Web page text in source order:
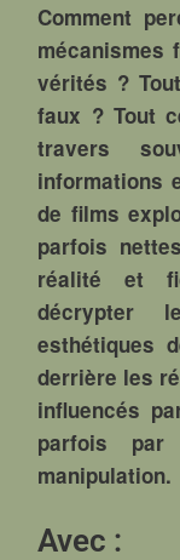
Comment
mécanismes
vérités ?
faux ? Tout
travers
informations
de films
parfois
réalité et
décrypter
esthétiques
derrière les
influencés
parfois par
manipulation.
Avec :